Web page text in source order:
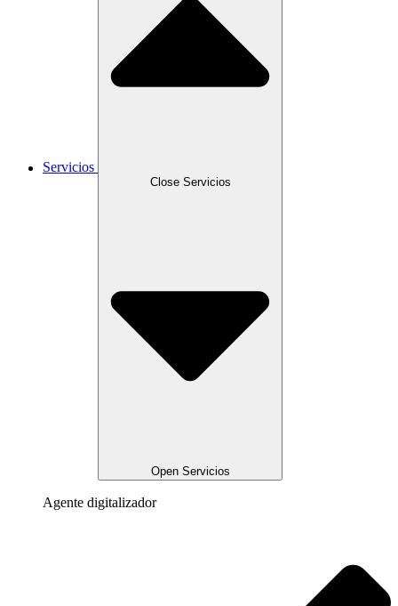
Servicios
Close Servicios
Open Servicios
Agente digitalizador